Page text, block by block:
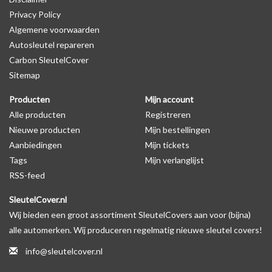
op de productfoto te kijken of er een logo zichtbaar is.
Levering
Voor 16:00 besteld = Dezelfde dag verzonden
Verzending naar België: 1/3 werkdagen
Specificaties
Merk: SleutelCover
Geschikt voor: Peugeot
Gewicht: 20g
Materiaal: Siliconen
Geschikt voor o.a. de volgende modellen:
* Afhankelijk van het bouwjaar
voorbeeld in de productfoto's
Privacy Policy
Algemene voorwaarden
Autosleutel repareren
Carbon SleutelCover
Sitemap
Producten
Alle producten
Nieuwe producten
Aanbiedingen
Tags
RSS-feed
Mijn account
Registreren
Mijn bestellingen
Mijn tickets
Mijn verlanglijst
SleutelCover.nl
Wij bieden een groot assortiment SleutelCovers aan voor (bijna)
alle automerken. Wij produceren regelmatig nieuwe sleutel covers!
info@sleutelcover.nl